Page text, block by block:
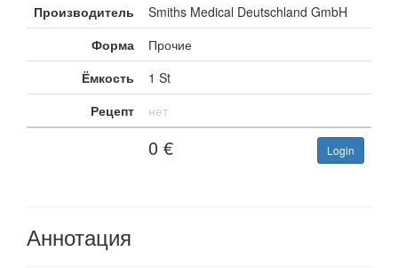
Производитель
Smiths Medical Deutschland GmbH
Форма
Прочие
Ёмкость
1 St
Рецепт
нет
0 € Login
Аннотация